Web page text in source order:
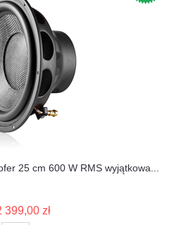
25 cm 600 W RMS wyjątkowa...
399,00 zł